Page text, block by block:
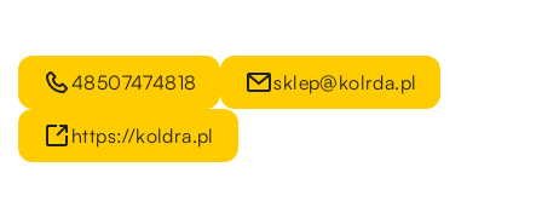
48507474818 sklep@kolrda.pl
https://koldra.pl